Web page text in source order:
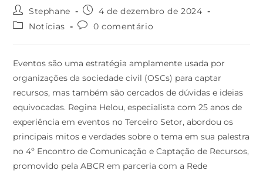
Stephane
4 de dezembro de 2024
Notícias
0 comentário
Eventos são uma estratégia amplamente usada por
organizações da sociedade civil (OSCs) para captar
recursos, mas também são cercados de dúvidas e ideias
equivocadas. Regina Helou, especialista com 25 anos de
experiência em eventos no Terceiro Setor, abordou os
principais mitos e verdades sobre o tema em sua palestra
no 4º Encontro de Comunicação e Captação de Recursos,
promovido pela ABCR em parceria com a Rede